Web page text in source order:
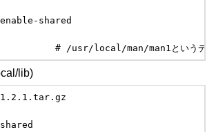
shared
# /usr/local/man/man1というディレクト
lib)